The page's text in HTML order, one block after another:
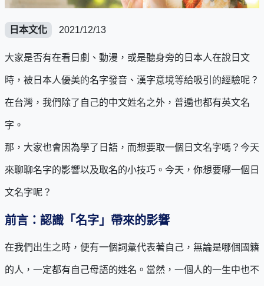
日本文化 2021/12/13
大家是否有在看日劇、動漫，或是聽身旁的日本人在說日文
時，被日本人優美的名字發音、漢字意境等給吸引的經驗呢？
在台灣，我們除了自己的中文姓名之外，普遍也都有英文名
字。
那，大家也會因為學了日語，而想要取一個日文名字嗎？今天
來聊聊名字的影響以及取名的小技巧。今天，你想要哪一個日
文名字呢？
前言：認識「名字」帶來的影響
在我們出生之時，便有一個詞彙代表著自己，無論是哪個國籍
的人，一定都有自己母語的姓名。當然，一個人的一生中也不